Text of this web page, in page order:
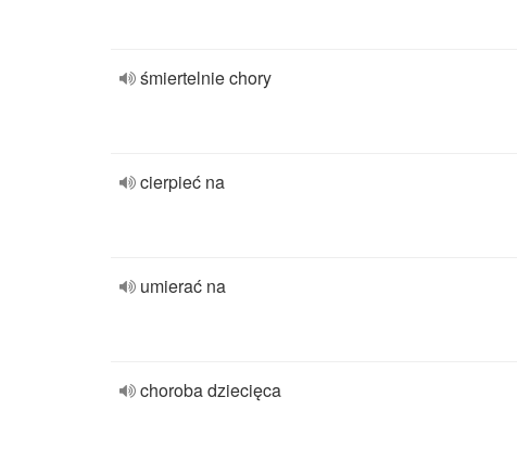
śmiertelnie chory
cierpieć na
umierać na
choroba dziecięca